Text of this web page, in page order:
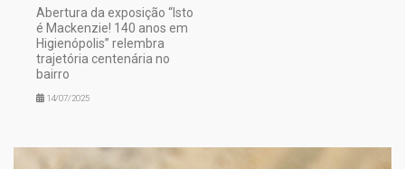
Abertura da exposição “Isto
é Mackenzie! 140 anos em
Higienópolis” relembra
trajetória centenária no
bairro
14/07/2025